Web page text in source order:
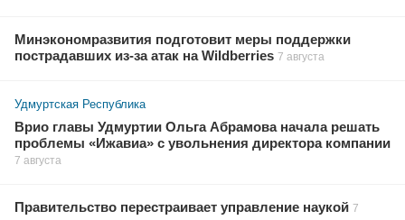
Минэкономразвития подготовит меры поддержки
пострадавших из-за атак на Wildberries 7 августа
Удмуртская Республика
Врио главы Удмуртии Ольга Абрамова начала решать
проблемы «Ижавиа» с увольнения директора компании
7 августа
Правительство перестраивает управление наукой 7